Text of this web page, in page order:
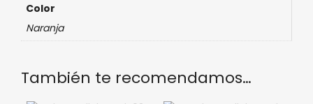
Color
Naranja
También te recomendamos…